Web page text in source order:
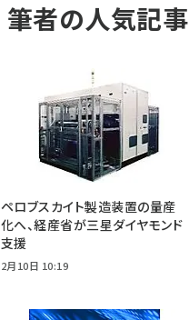
筆者の人気記事
ペロブスカイト製造装置の量産
化へ、経産省が三星ダイヤモンド
支援
2月10日 10:19